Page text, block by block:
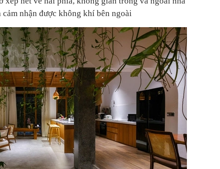
nhận được không khí bên ngoài